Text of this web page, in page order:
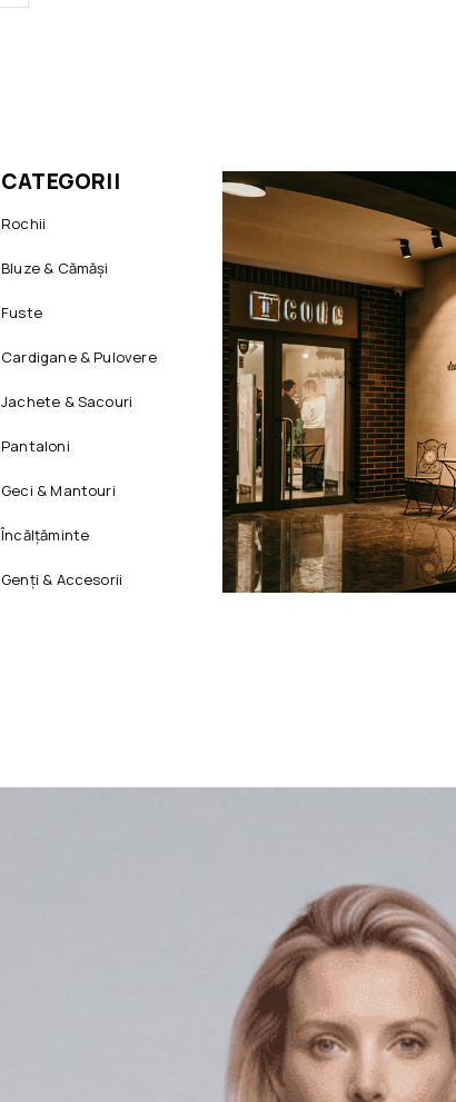
CATEGORII
Rochii
Bluze & Cămăși
Fuste
Cardigane & Pulovere
Jachete & Sacouri
Pantaloni
Geci & Mantouri
Încălțăminte
Genți & Accesorii